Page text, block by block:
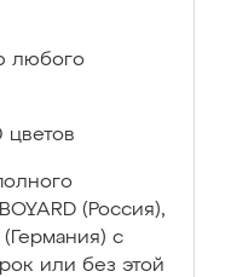
любого
цветов
(Россия),
с
или без этой